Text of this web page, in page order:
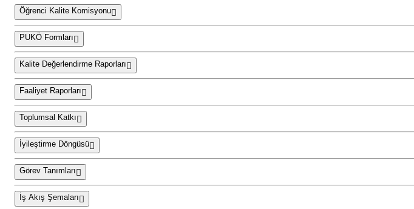
Öğrenci Kalite Komisyonu
PUKÖ Formları
Kalite Değerlendirme Raporları
Faaliyet Raporları
Toplumsal Katkı
İyileştirme Döngüsü
Görev Tanımları
İş Akış Şemaları